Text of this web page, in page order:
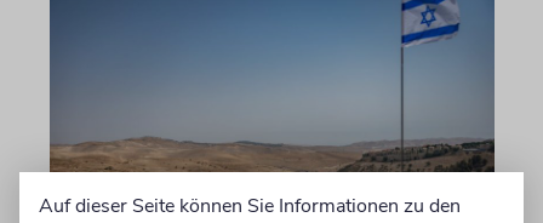
Auf dieser Seite können Sie Informationen zu den